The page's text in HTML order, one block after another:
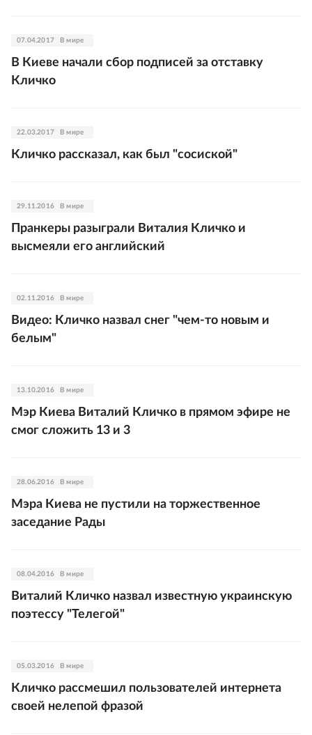
07.04.2017 В мире
В Киеве начали сбор подписей за отставку
Кличко
22.03.2017 В мире
Кличко рассказал, как был "сосиской"
29.11.2016 В мире
Пранкеры разыграли Виталия Кличко и
высмеяли его английский
02.11.2016 В мире
Видео: Кличко назвал снег "чем-то новым и
белым"
13.10.2016 В мире
Мэр Киева Виталий Кличко в прямом эфире не
смог сложить 13 и 3
28.06.2016 В мире
Мэра Киева не пустили на торжественное
заседание Рады
08.04.2016 В мире
Виталий Кличко назвал известную украинскую
поэтессу "Телегой"
05.03.2016 В мире
Кличко рассмешил пользователей интернета
своей нелепой фразой